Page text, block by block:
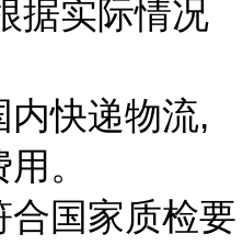
据实际情况
内快递物流,
。
合国家质检要